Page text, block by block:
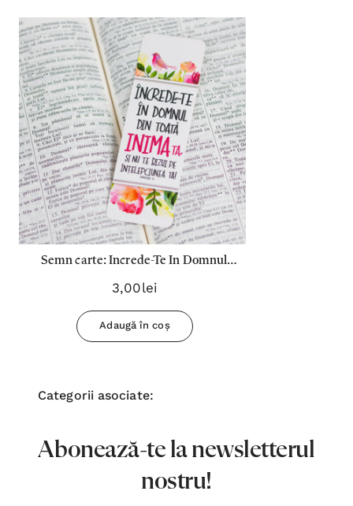
Semn carte: Increde-Te In Domnul
Din Toata Inima Ta
3,00lei
Adaugă în coș
Categorii asociate:
Abonează-te la newsletterul
nostru!